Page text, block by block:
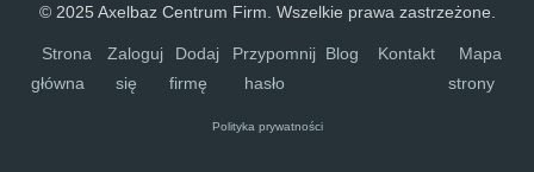
© 2025 Axelbaz Centrum Firm. Wszelkie prawa zastrzeżone.
Strona
główna
Zaloguj
się
Dodaj
firmę
Przypomnij
hasło
Blog Kontakt
Mapa
strony
Polityka prywatności